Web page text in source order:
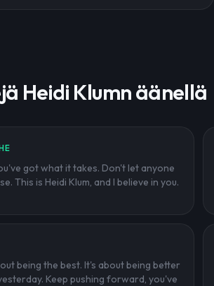
Heidi Klumn äänellä
got what it takes. Don't let anyone
This is Heidi Klum, and I believe in you.
being the best. It's about being better
Keep pushing forward, you've